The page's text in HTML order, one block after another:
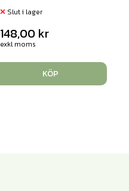
Slut i lager
148,00 kr
exkl moms
KÖP